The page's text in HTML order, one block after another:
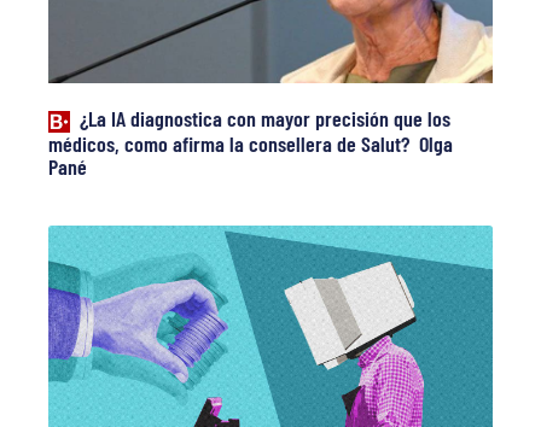
¿La IA diagnostica con mayor precisión que los
médicos, como afirma la consellera de Salut? Olga
Pané